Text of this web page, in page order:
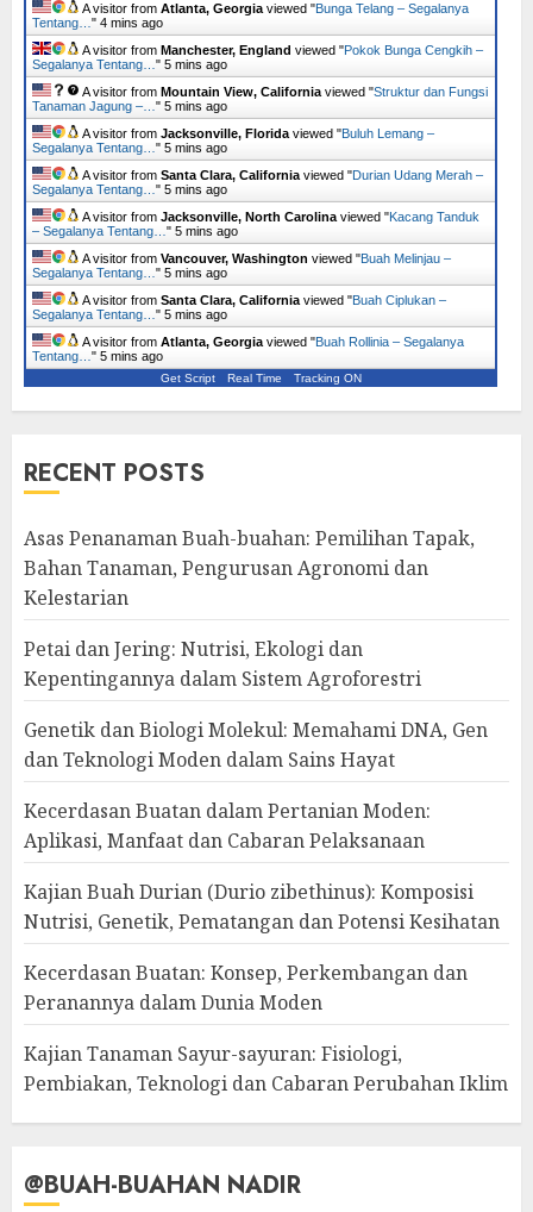
A visitor from Atlanta, Georgia viewed "Bunga Telang – Segalanya
Tentang… " 4 mins ago
A visitor from Manchester, England viewed "Pokok Bunga Cengkih –
Segalanya Tentang… " 5 mins ago
A visitor from Mountain View, California viewed "Struktur dan Fungsi
Tanaman Jagung –… " 5 mins ago
A visitor from Jacksonville, Florida viewed "Buluh Lemang –
Segalanya Tentang… " 5 mins ago
A visitor from Santa Clara, California viewed "Durian Udang Merah –
Segalanya Tentang… " 5 mins ago
A visitor from Jacksonville, North Carolina viewed "Kacang Tanduk
– Segalanya Tentang… " 5 mins ago
A visitor from Vancouver, Washington viewed "Buah Melinjau –
Segalanya Tentang… " 5 mins ago
A visitor from Santa Clara, California viewed "Buah Ciplukan –
Segalanya Tentang… " 5 mins ago
A visitor from Atlanta, Georgia viewed "Buah Rollinia – Segalanya
Tentang… " 5 mins ago
Get Script Real Time Tracking ON
RECENT POSTS
Asas Penanaman Buah-buahan: Pemilihan Tapak,
Bahan Tanaman, Pengurusan Agronomi dan
Kelestarian
Petai dan Jering: Nutrisi, Ekologi dan
Kepentingannya dalam Sistem Agroforestri
Genetik dan Biologi Molekul: Memahami DNA, Gen
dan Teknologi Moden dalam Sains Hayat
Kecerdasan Buatan dalam Pertanian Moden:
Aplikasi, Manfaat dan Cabaran Pelaksanaan
Kajian Buah Durian (Durio zibethinus): Komposisi
Nutrisi, Genetik, Pematangan dan Potensi Kesihatan
Kecerdasan Buatan: Konsep, Perkembangan dan
Peranannya dalam Dunia Moden
Kajian Tanaman Sayur-sayuran: Fisiologi,
Pembiakan, Teknologi dan Cabaran Perubahan Iklim
@BUAH-BUAHAN NADIR